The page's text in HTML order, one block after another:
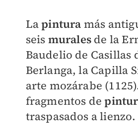
Lapintura más
seis murales de la
Baudelio de Casillas
Berlanga, la Capilla
arte mozárabe
fragmentos de
traspasados a lienzo.